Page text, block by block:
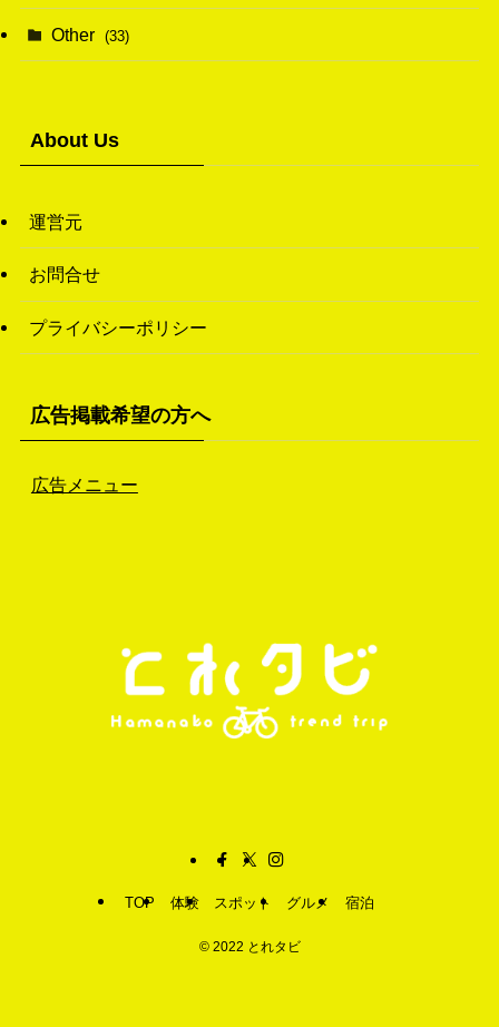
(38)
(26)
(46)
(43)
(49)
Other (33)
About Us
運営元
お問合せ
プライバシーポリシー
広告掲載希望の方へ
広告メニュー
TOP 体験 スポット グルメ 宿泊
©2022 とれタビ